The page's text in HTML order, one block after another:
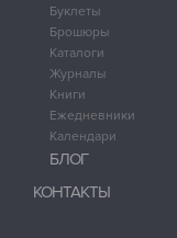
Буклеты
Брошюры
Каталоги
Журналы
Книги
Ежедневники
Календари
БЛОГ
КОНТАКТЫ